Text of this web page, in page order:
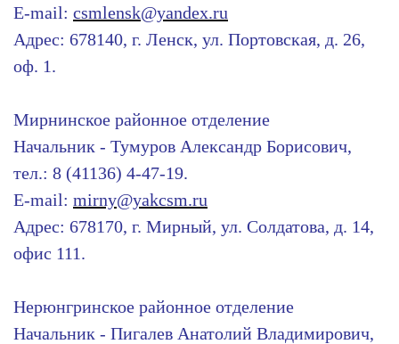
E-mail: csmlensk@yandex.ru
Адрес: 678140, г. Ленск, ул. Портовская, д. 26,
оф. 1.
Мирнинское районное отделение
Начальник - Тумуров Александр Борисович,
тел.: 8 (41136) 4-47-19.
E-mail: mirny@yakcsm.ru
Адрес: 678170, г. Мирный, ул. Солдатова, д. 14,
офис 111.
Нерюнгринское районное отделение
Начальник - Пигалев Анатолий Владимирович,